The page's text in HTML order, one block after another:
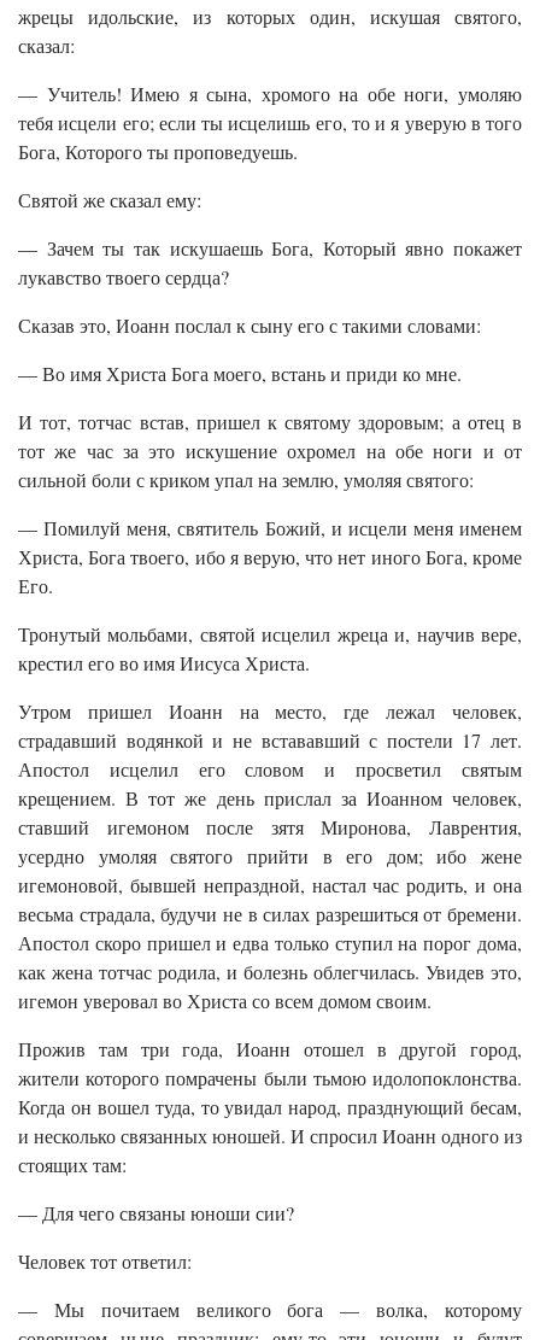
жрецы идольские, из которых один, искушая святого,
сказал:
— Учитель! Имею я сына, хромого на обе ноги, умоляю
тебя исцели его; если ты исцелишь его, то и я уверую в того
Бога, Которого ты проповедуешь.
Святой же сказал ему:
— Зачем ты так искушаешь Бога, Который явно покажет
лукавство твоего сердца?
Сказав это, Иоанн послал к сыну его с такими словами:
— Во имя Христа Бога моего, встань и приди ко мне.
И тот, тотчас встав, пришел к святому здоровым; а отец в
тот же час за это искушение охромел на обе ноги и от
сильной боли с криком упал на землю, умоляя святого:
— Помилуй меня, святитель Божий, и исцели меня именем
Христа, Бога твоего, ибо я верую, что нет иного Бога, кроме
Его.
Тронутый мольбами, святой исцелил жреца и, научив вере,
крестил его во имя Иисуса Христа.
Утром пришел Иоанн на место, где лежал человек,
страдавший водянкой и не встававший с постели 17 лет.
Апостол исцелил его словом и просветил святым
крещением. В тот же день прислал за Иоанном человек,
ставший игемоном после зятя Миронова, Лаврентия,
усердно умоляя святого прийти в его дом; ибо жене
игемоновой, бывшей непраздной, настал час родить, и она
весьма страдала, будучи не в силах разрешиться от бремени.
Апостол скоро пришел и едва только ступил на порог дома,
как жена тотчас родила, и болезнь облегчилась. Увидев это,
игемон уверовал во Христа со всем домом своим.
Прожив там три года, Иоанн отошел в другой город,
жители которого помрачены были тьмою идолопоклонства.
Когда он вошел туда, то увидал народ, празднующий бесам,
и несколько связанных юношей. И спросил Иоанн одного из
стоящих там:
— Для чего связаны юноши сии?
Человек тот ответил:
— Мы почитаем великого бога — волка, которому